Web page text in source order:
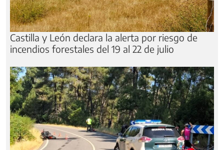
Castilla y León declara la alerta por riesgo de
incendios forestales del 19 al 22 de julio